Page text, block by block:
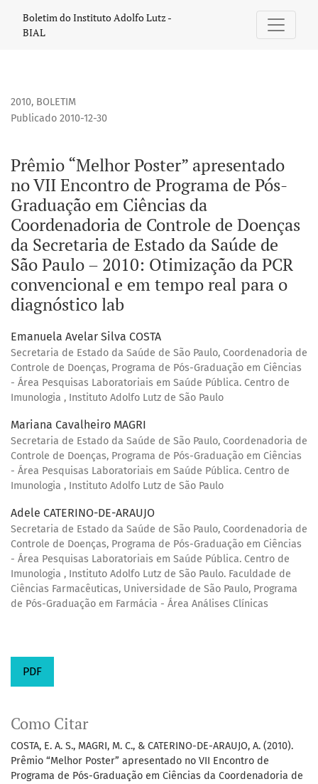
Prêmio “Melhor Poster” apresentado no VII Encontro de
Boletim do Instituto Adolfo Lutz -
BIAL
2010, BOLETIM
Prêmio “Melhor Poster” apresentado
no VII Encontro de Programa de Pós-
Graduação em Ciências da
Coordenadoria de Controle de Doenças
da Secretaria de Estado da Saúde de
São Paulo – 2010: Otimização da PCR
convencional e em tempo real para o
diagnóstico lab
Publicado 2010-12-30
Emanuela Avelar Silva COSTA
Secretaria de Estado da Saúde de São Paulo, Coordenadoria de
Controle de Doenças, Programa de Pós-Graduação em Ciências
- Área Pesquisas Laboratoriais em Saúde Pública. Centro de
Imunologia , Instituto Adolfo Lutz de São Paulo
Mariana Cavalheiro MAGRI
Secretaria de Estado da Saúde de São Paulo, Coordenadoria de
Controle de Doenças, Programa de Pós-Graduação em Ciências
- Área Pesquisas Laboratoriais em Saúde Pública. Centro de
Imunologia , Instituto Adolfo Lutz de São Paulo
Adele CATERINO-DE-ARAUJO
Secretaria de Estado da Saúde de São Paulo, Coordenadoria de
Controle de Doenças, Programa de Pós-Graduação em Ciências
- Área Pesquisas Laboratoriais em Saúde Pública. Centro de
Imunologia , Instituto Adolfo Lutz de São Paulo. Faculdade de
Ciências Farmacêuticas, Universidade de São Paulo, Programa
de Pós-Graduação em Farmácia - Área Análises Clínicas
PDF
Como Citar
COSTA, E. A. S., MAGRI, M. C., & CATERINO-DE-ARAUJO, A. (2010).
Prêmio “Melhor Poster” apresentado no VII Encontro de
Programa de Pós-Graduação em Ciências da Coordenadoria de